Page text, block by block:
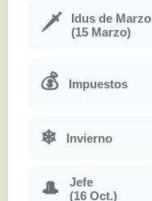
🗡
Idus de Marzo
(15 Marzo)
💰 Impuestos
❄ Invierno
🎩
Jefe
(16 Oct.)